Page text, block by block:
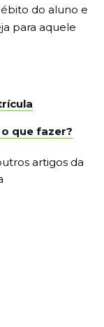
do aluno e
para aquele
que fazer?
artigos da